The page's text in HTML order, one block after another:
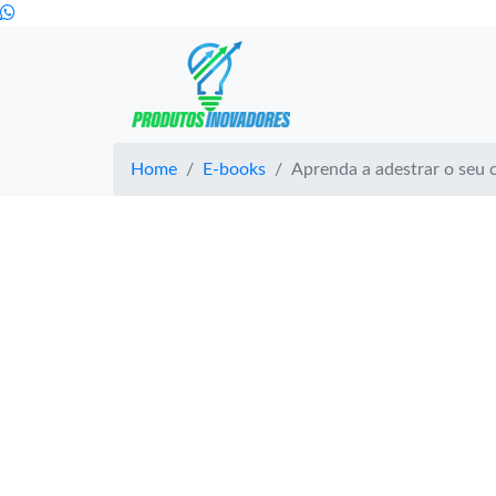
Home E-books Aprenda a adestrar o seu